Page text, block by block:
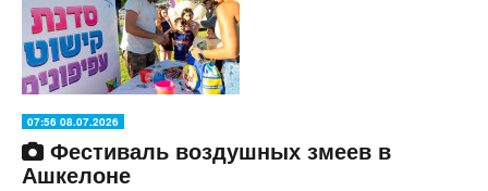
07:56 08.07.2026
Фестиваль воздушных змеев в
Ашкелоне